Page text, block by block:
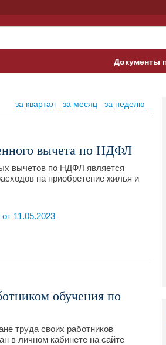
Документы
Банк
за неделю
за месяц
за квартал
вычета по НДФЛ
вычетов по НДФЛ является
на приобретение жилья и
11.05.2023
обучения по
труда своих работников
в личном кабинете на сайте